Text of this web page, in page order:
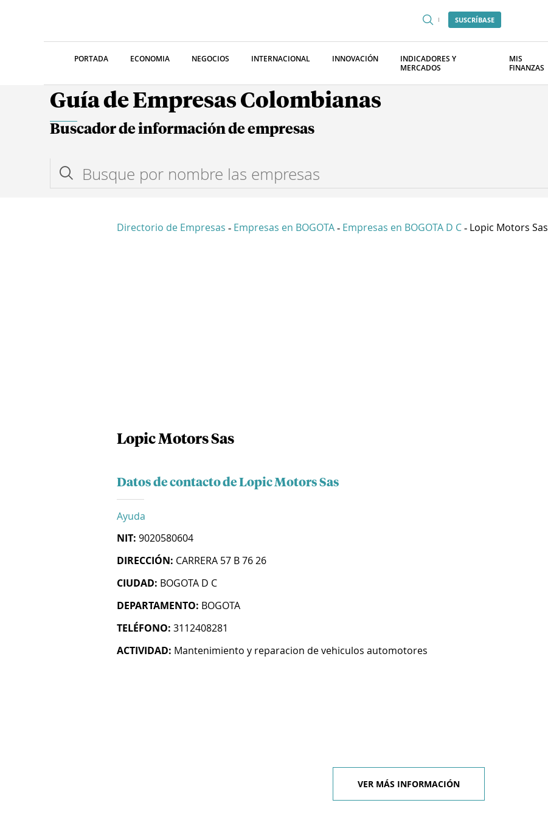
SUSCRÍBASE
PORTADA ECONOMIA NEGOCIOS INTERNACIONAL INNOVACIÓN
INDICADORES Y
MERCADOS
MIS
FINANZAS
Guía de Empresas Colombianas
Buscador de información de empresas
Directorio de Empresas - Empresas en BOGOTA - Empresas en BOGOTA D C - Lopic Motors Sas
Lopic Motors Sas
Datos de contacto de Lopic Motors Sas
Ayuda
NIT: 9020580604
DIRECCIÓN: CARRERA 57 B 76 26
CIUDAD: BOGOTA D C
DEPARTAMENTO: BOGOTA
TELÉFONO: 3112408281
ACTIVIDAD: Mantenimiento y reparacion de vehiculos automotores
VER MÁS INFORMACIÓN